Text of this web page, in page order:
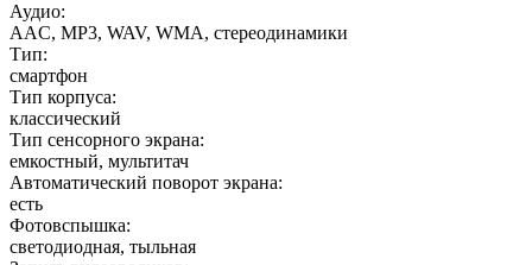
Аудио:
AAC, MP3, WAV, WMA, стереодинамики
Тип:
смартфон
Тип корпуса:
классический
Тип сенсорного экрана:
емкостный, мультитач
Автоматический поворот экрана:
есть
Фотовспышка:
светодиодная, тыльная